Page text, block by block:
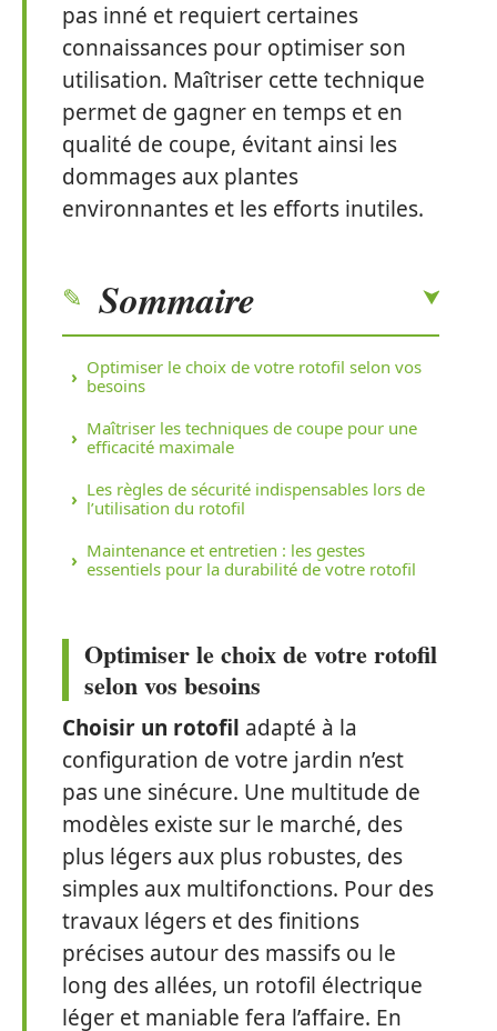
pas inné et requiert certaines
connaissances pour optimiser son
utilisation. Maîtriser cette technique
permet de gagner en temps et en
qualité de coupe, évitant ainsi les
dommages aux plantes
environnantes et les efforts inutiles.
Sommaire
Optimiser le choix de votre rotofil selon vos
besoins
Maîtriser les techniques de coupe pour une
efficacité maximale
Les règles de sécurité indispensables lors de
l’utilisation du rotofil
Maintenance et entretien : les gestes
essentiels pour la durabilité de votre rotofil
Optimiser le choix de votre rotofil
selon vos besoins
Choisir un rotofil adapté à la
configuration de votre jardin n’est
pas une sinécure. Une multitude de
modèles existe sur le marché, des
plus légers aux plus robustes, des
simples aux multifonctions. Pour des
travaux légers et des finitions
précises autour des massifs ou le
long des allées, un rotofil électrique
léger et maniable fera l’affaire. En